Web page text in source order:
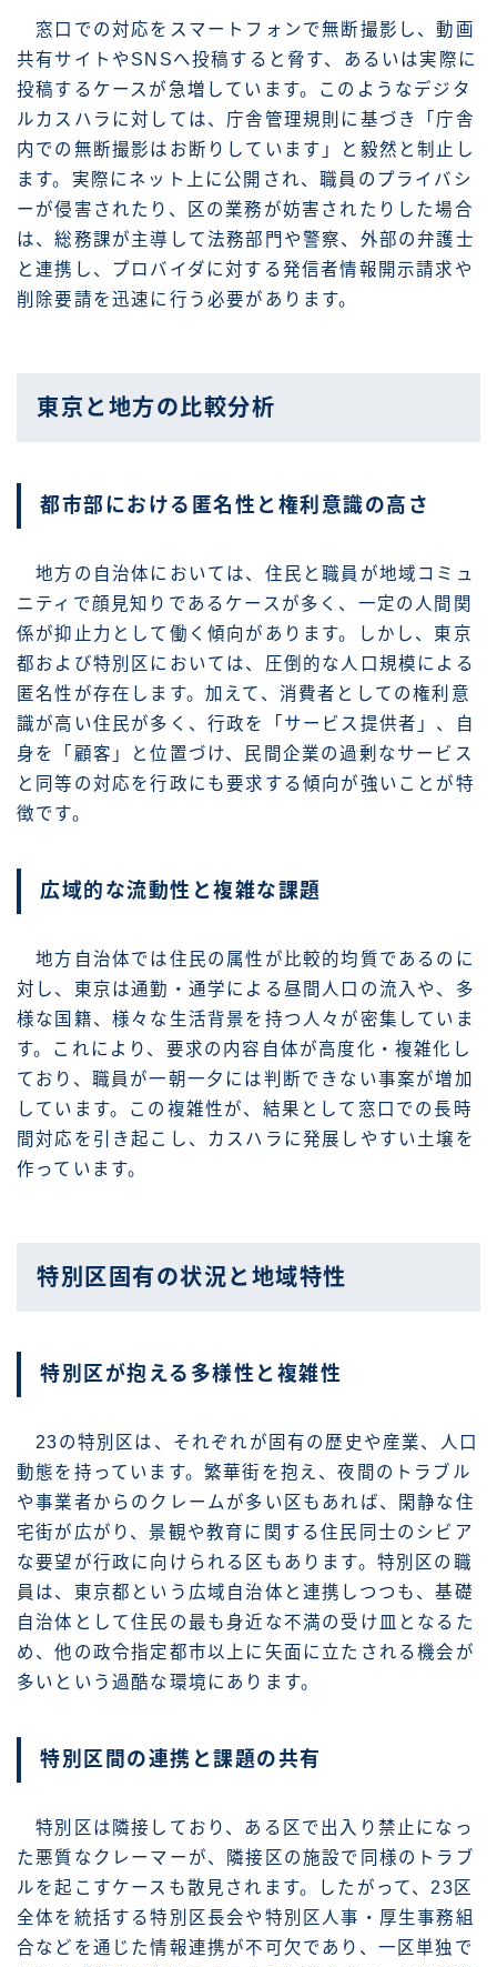
窓口での対応をスマートフォンで無断撮影し、動画
共有サイトやSNSへ投稿すると脅す、あるいは実際に
投稿するケースが急増しています。このようなデジタ
ルカスハラに対しては、庁舎管理規則に基づき「庁舎
内での無断撮影はお断りしています」と毅然と制止し
ます。実際にネット上に公開され、職員のプライバシ
ーが侵害されたり、区の業務が妨害されたりした場合
は、総務課が主導して法務部門や警察、外部の弁護士
と連携し、プロバイダに対する発信者情報開示請求や
削除要請を迅速に行う必要があります。
東京と地方の比較分析
都市部における匿名性と権利意識の高さ
地方の自治体においては、住民と職員が地域コミュ
ニティで顔見知りであるケースが多く、一定の人間関
係が抑止力として働く傾向があります。しかし、東京
都および特別区においては、圧倒的な人口規模による
匿名性が存在します。加えて、消費者としての権利意
識が高い住民が多く、行政を「サービス提供者」、自
身を「顧客」と位置づけ、民間企業の過剰なサービス
と同等の対応を行政にも要求する傾向が強いことが特
徴です。
広域的な流動性と複雑な課題
地方自治体では住民の属性が比較的均質であるのに
対し、東京は通勤・通学による昼間人口の流入や、多
様な国籍、様々な生活背景を持つ人々が密集していま
す。これにより、要求の内容自体が高度化・複雑化し
ており、職員が一朝一夕には判断できない事案が増加
しています。この複雑性が、結果として窓口での長時
間対応を引き起こし、カスハラに発展しやすい土壌を
作っています。
特別区固有の状況と地域特性
特別区が抱える多様性と複雑性
23の特別区は、それぞれが固有の歴史や産業、人口
動態を持っています。繁華街を抱え、夜間のトラブル
や事業者からのクレームが多い区もあれば、閑静な住
宅街が広がり、景観や教育に関する住民同士のシビア
な要望が行政に向けられる区もあります。特別区の職
員は、東京都という広域自治体と連携しつつも、基礎
自治体として住民の最も身近な不満の受け皿となるた
め、他の政令指定都市以上に矢面に立たされる機会が
多いという過酷な環境にあります。
特別区間の連携と課題の共有
特別区は隣接しており、ある区で出入り禁止になっ
た悪質なクレーマーが、隣接区の施設で同様のトラブ
ルを起こすケースも散見されます。したがって、23区
全体を統括する特別区長会や特別区人事・厚生事務組
合などを通じた情報連携が不可欠であり、一区単独で